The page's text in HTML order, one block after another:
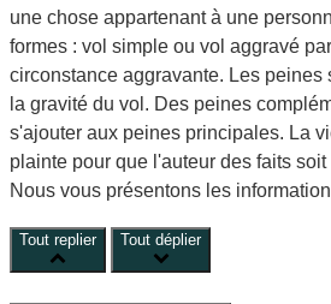
une chose appartenant à une
formes : vol simple ou vol aggravé
circonstance aggravante. Les peines
la gravité du vol. Des peines
s'ajouter aux peines principales. La
plainte pour que l'auteur des faits
Nous vous présentons les
Tout replier Tout déplier